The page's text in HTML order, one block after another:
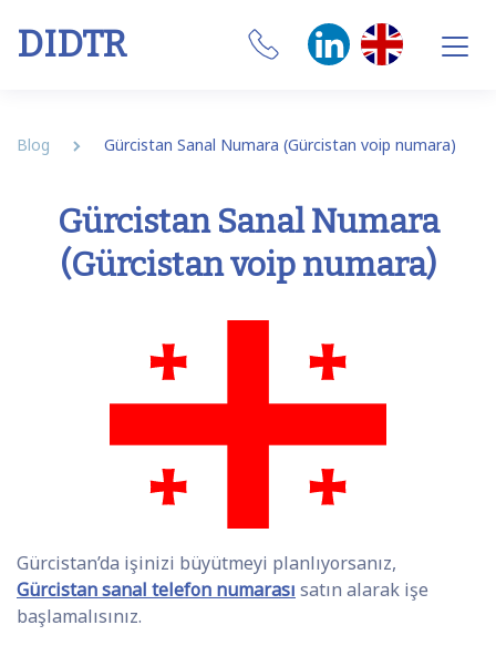
DIDTR
Numbers
CRM Integrations
Blog Gürcistan Sanal Numara (Gürcistan voip numara)
Gürcistan Sanal Numara
(Gürcistan voip numara)
Gürcistan’da işinizi büyütmeyi planlıyorsanız,
Gürcistan sanal telefon numarası satın alarak işe
başlamalısınız.